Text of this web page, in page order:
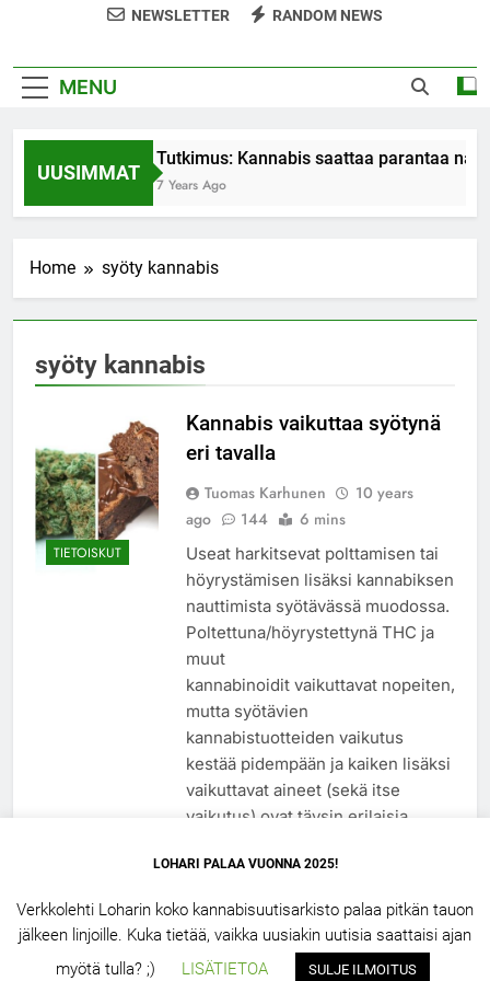
NEWSLETTER RANDOM NEWS
MENU
UUSIMMAT
Tutkimus: Kannabis saattaa parantaa
7 Years Ago
Home syöty kannabis
syöty kannabis
TIETOISKUT
Kannabis vaikuttaa syötynä
eri tavalla
Tuomas Karhunen
10 years
ago
144 6 mins
Useat harkitsevat polttamisen tai
höyrystämisen lisäksi kannabiksen
nauttimista syötävässä muodossa.
Poltettuna/höyrystettynä THC ja
muut
kannabinoidit vaikuttavat nopeiten,
mutta syötävien
kannabistuotteiden vaikutus
kestää pidempään ja kaiken lisäksi
vaikuttavat aineet (sekä itse
vaikutus) ovat täysin erilaisia.
LOHARI.NET 2.5 – 2026. Powered ByBlazeThemes
LOHARI PALAA VUONNA 2025!
Verkkolehti Loharin koko kannabisuutisarkisto palaa pitkän tauon
jälkeen linjoille. Kuka tietää, vaikka uusiakin uutisia saattaisi ajan
myötä tulla? ;)
LISÄTIETOA SULJE ILMOITUS